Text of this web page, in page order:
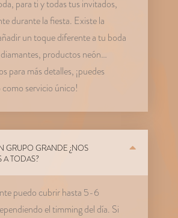
para ti y todas tus invitados,
durante la fiesta. Existe la
un toque diferente a tu boda
productos neón…
para más detalles, ¡puedes
servicio único!
GRUPO GRANDE ¿NOS
A TODAS?
puedo cubrir hasta 5-6
el timming del día. Si